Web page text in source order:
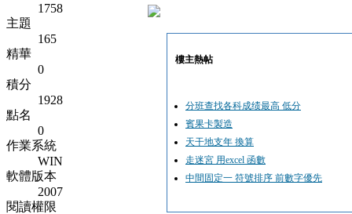
1758
主題
165
精華
0
積分
1928
點名
0
作業系統
WIN
軟體版本
2007
閱讀權限
樓主熱帖
分班查找各科成绩最高 低分
賓果卡製造
天干地支年 換算
走迷宮 用excel 函數
中間固定一 符號排序 前數字優先